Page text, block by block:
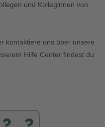
und Kolleginnen von
kontaktiere uns über unsere
Hilfe Center findest du